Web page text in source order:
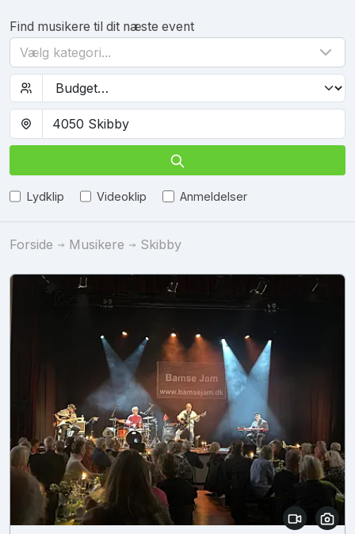
Find musikere til dit næste event
Vælg kategori...
Lydklip Videoklip Anmeldelser
Forside Musikere Skibby